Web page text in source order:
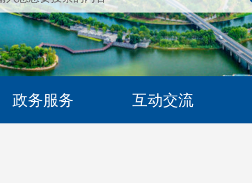
政务服务 互动交流